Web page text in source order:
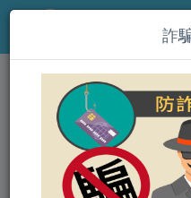
(zh_cn)天
營
合法民宿
詐